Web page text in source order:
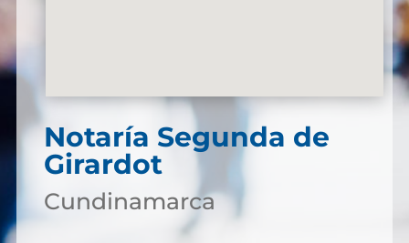
Notaría Segunda de
Girardot
Cundinamarca